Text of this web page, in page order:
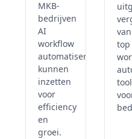
MKB-
bedrijven
AI
workflow
automatisering
kunnen
inzetten
voor
efficiency
en
groei.
top